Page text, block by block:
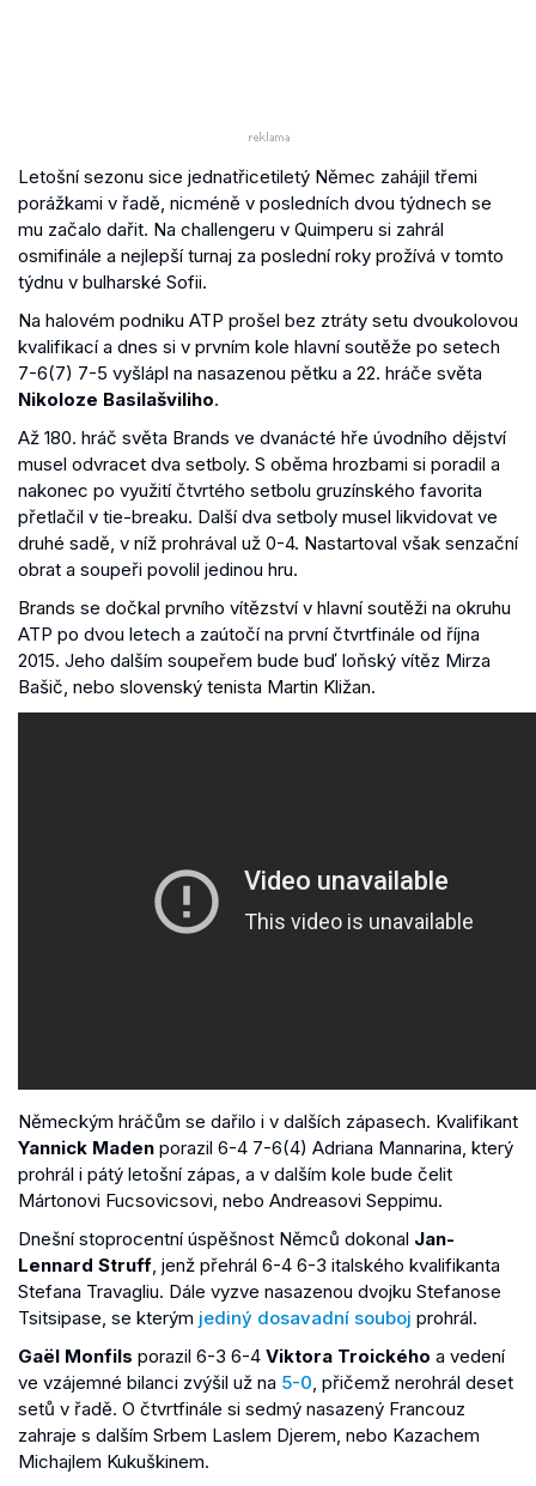
Letošní sezonu sice jednatřicetiletý Němec zahájil třemi
porážkami v řadě, nicméně v posledních dvou týdnech se
mu začalo dařit. Na challengeru v Quimperu si zahrál
osmifinále a nejlepší turnaj za poslední roky prožívá v tomto
týdnu v bulharské Sofii.
Na halovém podniku ATP prošel bez ztráty setu dvoukolovou
kvalifikací a dnes si v prvním kole hlavní soutěže po setech
7-6(7) 7-5 vyšlápl na nasazenou pětku a 22. hráče světa
Nikoloze Basilašviliho.
Až 180. hráč světa Brands ve dvanácté hře úvodního dějství
musel odvracet dva setboly. S oběma hrozbami si poradil a
nakonec po využití čtvrtého setbolu gruzínského favorita
přetlačil v tie-breaku. Další dva setboly musel likvidovat ve
druhé sadě, v níž prohrával už 0-4. Nastartoval však senzační
obrat a soupeři povolil jedinou hru.
Brands se dočkal prvního vítězství v hlavní soutěži na okruhu
ATP po dvou letech a zaútočí na první čtvrtfinále od října
2015. Jeho dalším soupeřem bude buď loňský vítěz Mirza
Bašič, nebo slovenský tenista Martin Kližan.
Německým hráčům se dařilo i v dalších zápasech. Kvalifikant
Yannick Maden porazil 6-4 7-6(4) Adriana Mannarina, který
prohrál i pátý letošní zápas, a v dalším kole bude čelit
Mártonovi Fucsovicsovi, nebo Andreasovi Seppimu.
Dnešní stoprocentní úspěšnost Němců dokonal Jan-
Lennard Struff, jenž přehrál 6-4 6-3 italského kvalifikanta
Stefana Travagliu. Dále vyzve nasazenou dvojku Stefanose
Tsitsipase, se kterým jediný dosavadní souboj prohrál.
Gaël Monfils porazil 6-3 6-4 Viktora Troického a vedení
ve vzájemné bilanci zvýšil už na 5-0, přičemž nerohrál deset
setů v řadě. O čtvrtfinále si sedmý nasazený Francouz
zahraje s dalším Srbem Laslem Djerem, nebo Kazachem
Michajlem Kukuškinem.